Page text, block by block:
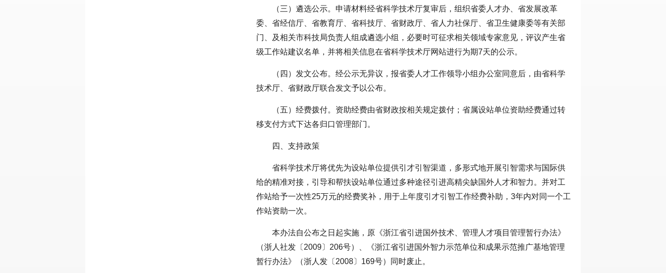
（三）遴选公示。申请材料经省科学技术厅复审后，组织省委人才办、省发展改革
委、省经信厅、省教育厅、省科技厅、省财政厅、省人力社保厅、省卫生健康委等有关部
门、及相关市科技局负责人组成遴选小组，必要时可征求相关领域专家意见，评议产生省
级工作站建议名单，并将相关信息在省科学技术厅网站进行为期7天的公示。
（四）发文公布。经公示无异议，报省委人才工作领导小组办公室同意后，由省科学
技术厅、省财政厅联合发文予以公布。
（五）经费拨付。资助经费由省财政按相关规定拨付；省属设站单位资助经费通过转
移支付方式下达各归口管理部门。
四、支持政策
省科学技术厅将优先为设站单位提供引才引智渠道，多形式地开展引智需求与国际供
给的精准对接，引导和帮扶设站单位通过多种途径引进高精尖缺国外人才和智力。并对工
作站给予一次性25万元的经费奖补，用于上年度引才引智工作经费补助，3年内对同一个工
作站资助一次。
本办法自公布之日起实施，原《浙江省引进国外技术、管理人才项目管理暂行办法》
（浙人社发〔2009〕206号）、《浙江省引进国外智力示范单位和成果示范推广基地管理
暂行办法》（浙人发〔2008〕169号）同时废止。